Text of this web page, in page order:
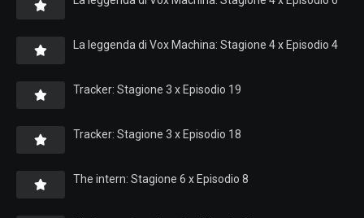
La leggenda di Vox Machina: Stagione 4 x Episodio 4
Tracker: Stagione 3 x Episodio 19
Tracker: Stagione 3 x Episodio 18
The intern: Stagione 6 x Episodio 8